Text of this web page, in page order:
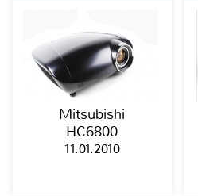
Mitsubishi
HC6800
11.01.2010